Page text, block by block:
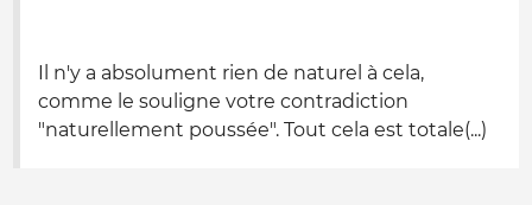
Il n'y a absolument rien de naturel à cela,
comme le souligne votre contradiction
"naturellement poussée". Tout cela est totale(...)